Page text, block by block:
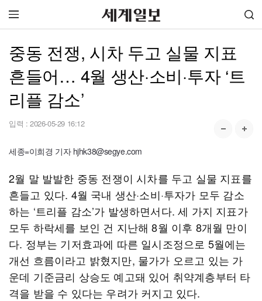
중동 전쟁, 시차 두고 실물 지표
흔들어… 4월 생산·소비·투자 ‘트
리플 감소’
입력 : 2026-05-29 16:12
세종=이희경 기자 hjhk38@segye.com
2월 말 발발한 중동 전쟁이 시차를 두고 실물 지표를
흔들고 있다. 4월 국내 생산·소비·투자가 모두 감소
하는 ‘트리플 감소’가 발생하면서다. 세 가지 지표가
모두 하락세를 보인 건 지난해 8월 이후 8개월 만이
다. 정부는 기저효과에 따른 일시조정으로 5월에는
개선 흐름이라고 밝혔지만, 물가가 오르고 있는 가
운데 기준금리 상승도 예고돼 있어 취약계층부터 타
격을 받을 수 있다는 우려가 커지고 있다.